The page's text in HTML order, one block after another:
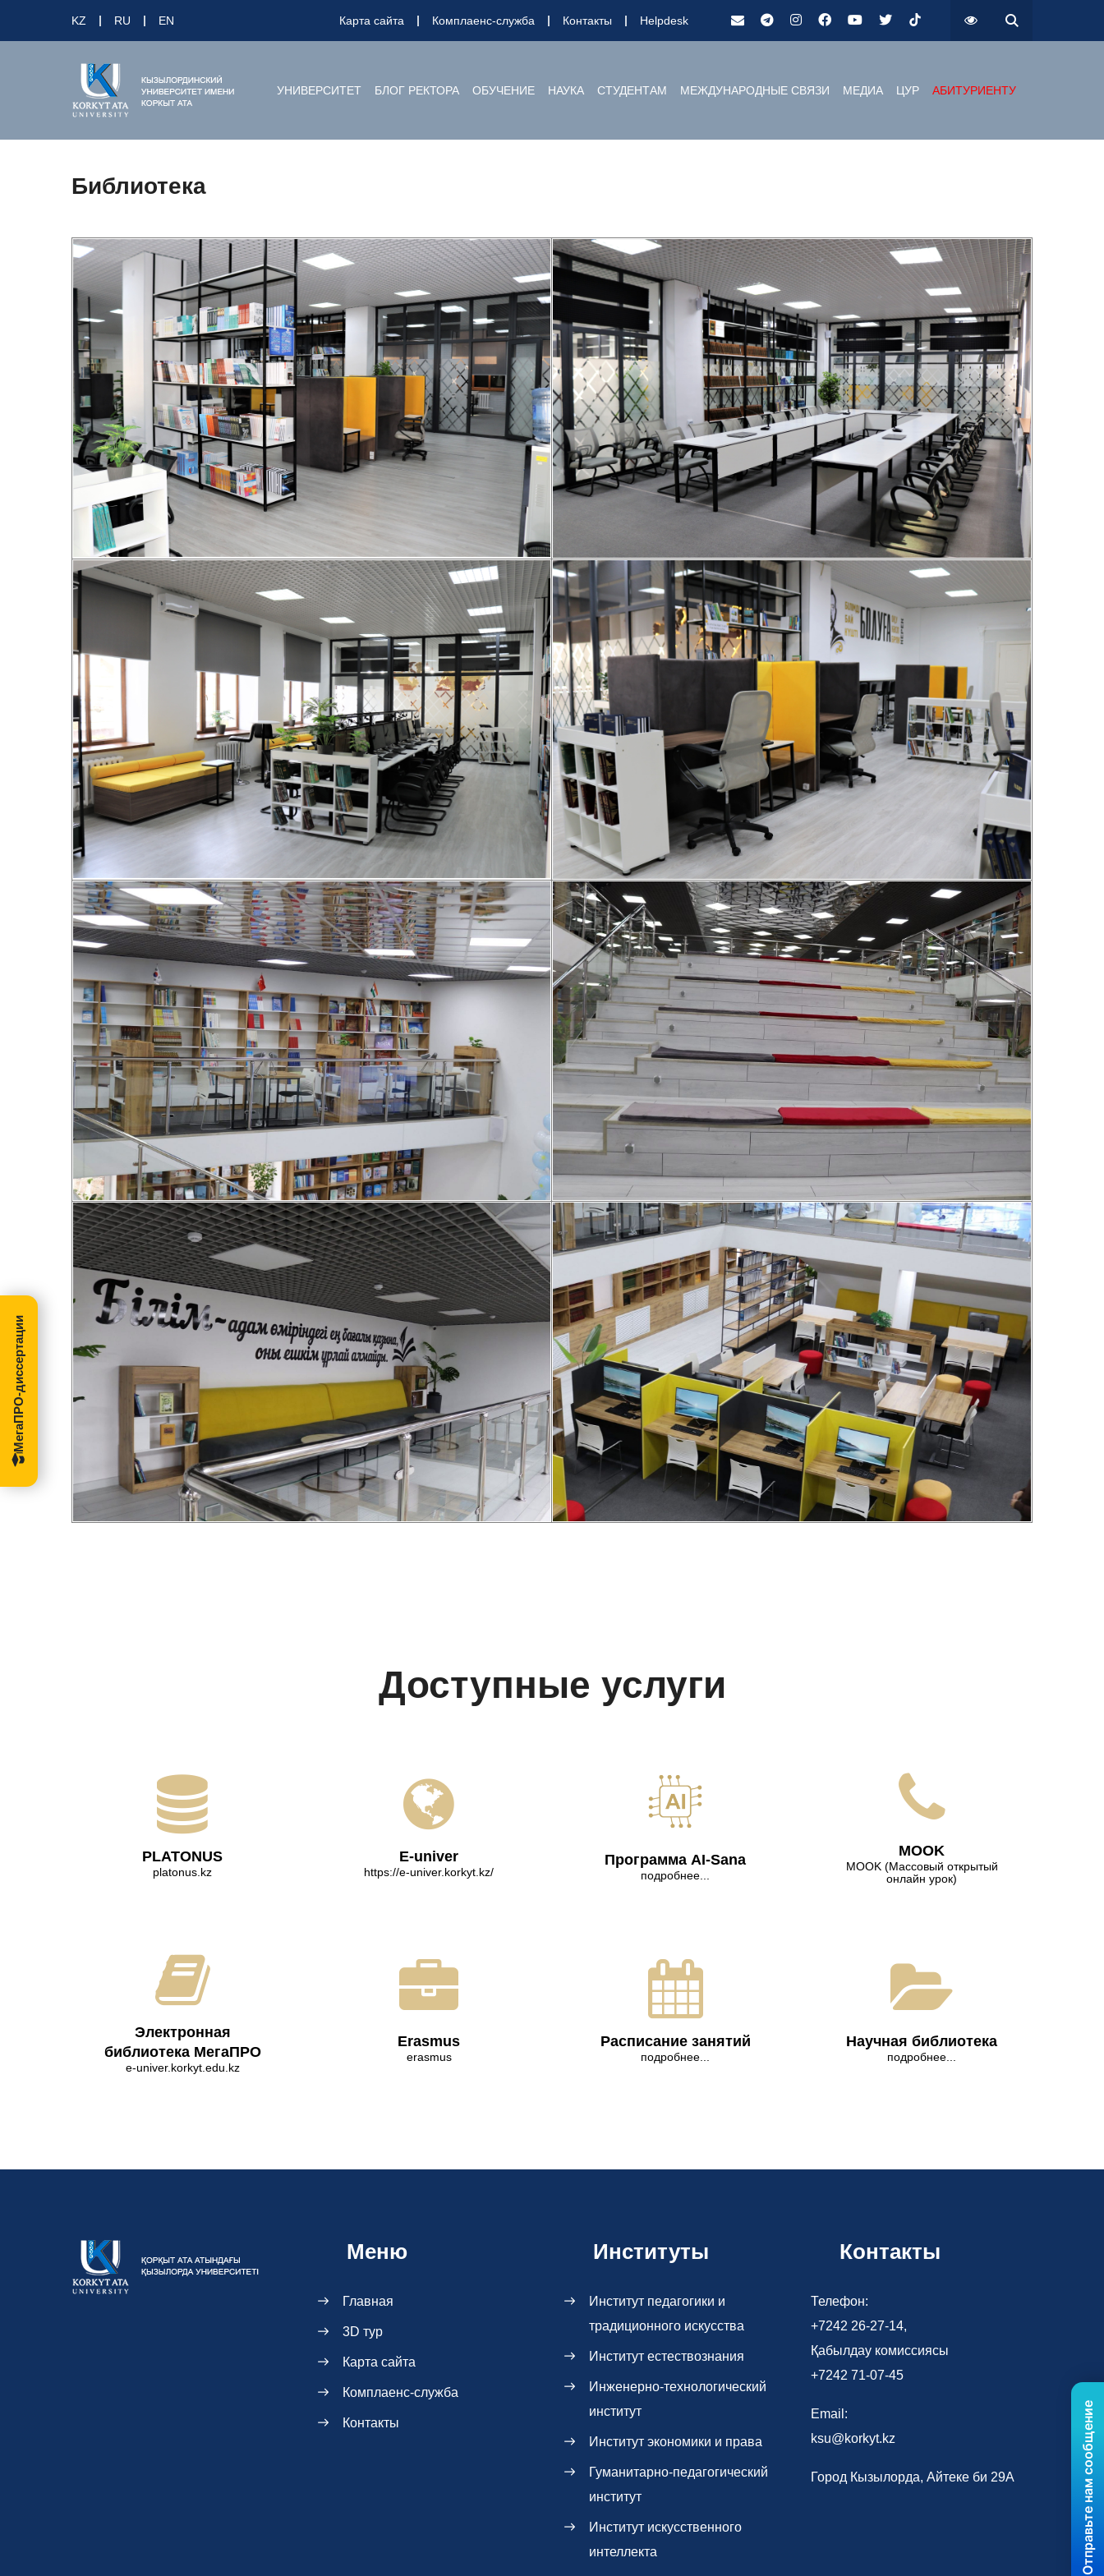
KZ RU EN Карта сайта Комплаенс-служба Контакты Helpdesk
УНИВЕРСИТЕТ БЛОГ РЕКТОРА ОБУЧЕНИЕ НАУКА СТУДЕНТАМ МЕЖДУНАРОДНЫЕ СВЯЗИ МЕДИА ЦУР АБИТУРИЕНТУ
Библиотека
Доступные услуги
PLATONUS
platonus.kz
E-univer
https://e-univer.korkyt.kz/
Программа AI-Sana
подробнее...
МООK
МООK (Массовый открытый
онлайн урок)
Электронная
библиотека МегаПРО
e-univer.korkyt.edu.kz
Erasmus
erasmus
Расписание занятий
подробнее...
Научная библиотека
подробнее...
Меню
Главная
3D тур
Карта сайта
Комплаенс-служба
Контакты
Институты
Институт педагогики и
традиционного искусства
Институт естествознания
Инженерно-технологический
институт
Институт экономики и права
Гуманитарно-педагогический
институт
Институт искусственного
интеллекта
Контакты
Телефон:
+7242 26-27-14,
Қабылдау комиссиясы
+7242 71-07-45
Email:
ksu@korkyt.kz
Город Кызылорда, Айтеке би 29А Отправьте нам сообщение
МегаПРО-диссертации